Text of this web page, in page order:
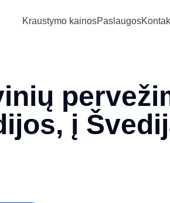
Kraustymo kainosPaslaugos
į